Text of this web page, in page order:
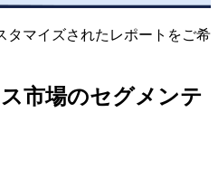
タマイズされたレポートをご希
市場のセグメンテ